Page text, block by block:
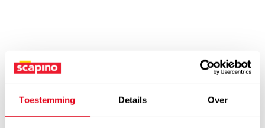
Toestemming Details Over